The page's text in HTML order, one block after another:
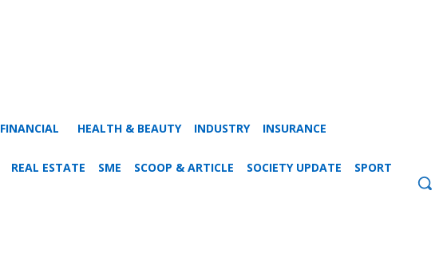
FINANCIAL HEALTH & BEAUTY INDUSTRY INSURANCE
REAL ESTATE SME SCOOP & ARTICLE SOCIETY UPDATE SPORT